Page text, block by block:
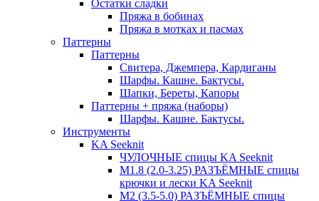
Остатки сладки
Пряжа в бобинах
Пряжа в мотках и пасмах
Паттерны
Паттерны
Свитера, Джемпера, Кардиганы
Шарфы. Кашне. Бактусы.
Шапки, Береты, Капоры
Паттерны + пряжа (наборы)
Шарфы. Кашне. Бактусы.
Инструменты
KA Seeknit
ЧУЛОЧНЫЕ спицы KA Seeknit
М1.8 (2.0-3.25) РАЗЪЁМНЫЕ спицы
крючки и лески KA Seeknit
М2 (3.5-5.0) РАЗЪЁМНЫЕ спицы